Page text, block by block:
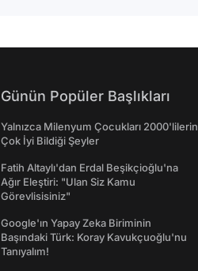
Günün Popüler Başlıkları
Yalnızca Milenyum Çocukları 2000'lilerin
Çok İyi Bildiği Şeyler
Fatih Altaylı'dan Erdal Beşikçioğlu'na
Ağır Eleştiri: "Ulan Siz Kamu
Görevlisisiniz"
Google'ın Yapay Zeka Biriminin
Başındaki Türk: Koray Kavukçuoğlu'nu
Tanıyalım!